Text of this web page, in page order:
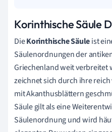
Korinthische Säule
DieKorinthische Säuleist
Säulenordnungen der
Griechenland weit verbreitet
zeichnet sich durch ihre
mit Akanthusblättern
Säule gilt als eine
Säulenordnung und wird